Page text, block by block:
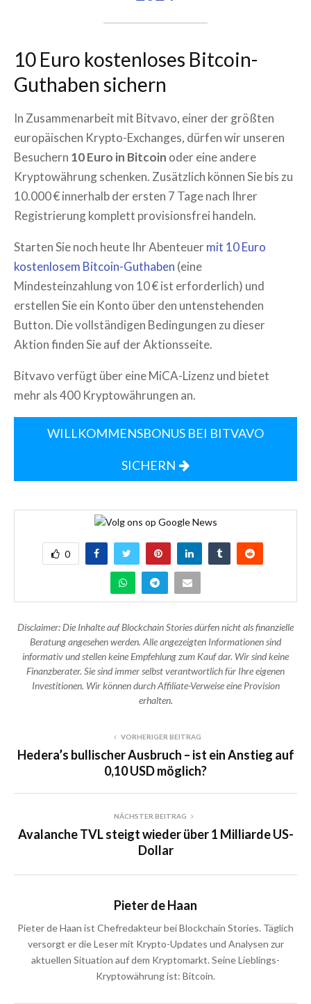
10 Euro kostenloses Bitcoin-
Guthaben sichern
In Zusammenarbeit mit Bitvavo, einer der größten
europäischen Krypto-Exchanges, dürfen wir unseren
Besuchern 10 Euro in Bitcoin oder eine andere
Kryptowährung schenken. Zusätzlich können Sie bis zu
10.000 € innerhalb der ersten 7 Tage nach Ihrer
Registrierung komplett provisionsfrei handeln.
Starten Sie noch heute Ihr Abenteuermit 10 Euro
kostenlosem Bitcoin-Guthaben (eine
Mindesteinzahlung von 10 € ist erforderlich) und
erstellen Sie ein Konto über den untenstehenden
Button. Die vollständigen Bedingungen zu dieser
Aktion finden Sie auf der Aktionsseite.
Bitvavo verfügt über eine MiCA-Lizenz und bietet
mehr als 400 Kryptowährungen an.
WILLKOMMENSBONUS BEI BITVAVO
SICHERN
0
Disclaimer: Die Inhalte auf Blockchain Stories dürfen nicht als finanzielle
Beratung angesehen werden. Alle angezeigten Informationen sind
informativ und stellen keine Empfehlung zum Kauf dar. Wir sind keine
Finanzberater. Sie sind immer selbst verantwortlich für Ihre eigenen
Investitionen. Wir können durch Affiliate-Verweise eine Provision
erhalten.
VORHERIGER BEITRAG
Hedera’s bullischer Ausbruch – ist ein Anstieg auf
0,10 USD möglich?
NÄCHSTER BEITRAG
Avalanche TVL steigt wieder über 1 Milliarde US-
Dollar
Pieter de Haan
Pieter de Haan ist Chefredakteur bei Blockchain Stories. Täglich
versorgt er die Leser mit Krypto-Updates und Analysen zur
aktuellen Situation auf dem Kryptomarkt. Seine Lieblings-
Kryptowährung ist: Bitcoin.